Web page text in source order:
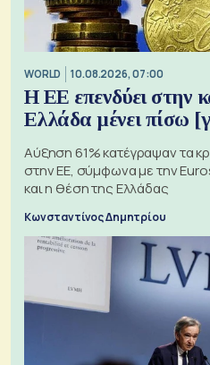
WORLD 10.08.2026, 07:00
Η ΕΕ επενδύει στην
Ελλάδα μένει πίσω
Αύξηση 61% κατέγραψαν τα
στην ΕΕ, σύμφωνα με την
και η θέση της Ελλάδας
Κωνσταντίνος Δημητρίου